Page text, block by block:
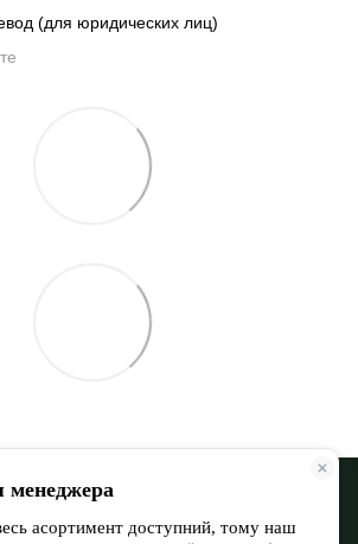
(для юридических лиц)
12-13 066 532 11-72